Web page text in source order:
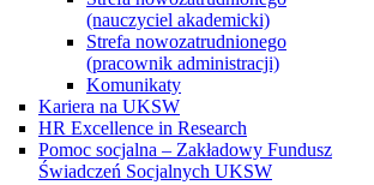
(nauczyciel akademicki)
Strefa nowozatrudnionego
(pracownik administracji)
Komunikaty
Kariera na UKSW
HR Excellence in Research
Pomoc socjalna – Zakładowy Fundusz
Świadczeń Socjalnych UKSW